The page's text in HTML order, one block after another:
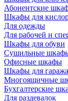
Абонентские
Шкафы для
Для одежды
Для рабочей и
Шкафы для обуви
Сушильные
Офисные шкафы
Шкафы для гаража
Многоящичные
Бухгалтерские
Для раздевалок